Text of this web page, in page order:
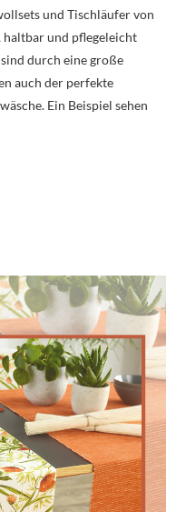
und Tischläufer von
und pflegeleicht
durch eine große
auch der perfekte
Ein Beispiel sehen